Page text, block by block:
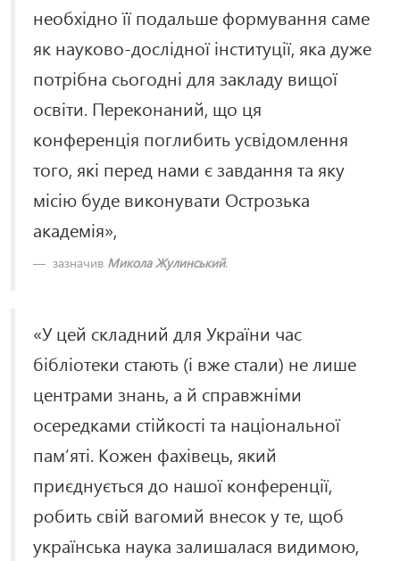
необхідно її подальше формування саме
як науково-дослідної інституції, яка дуже
потрібна сьогодні для закладу вищої
освіти. Переконаний, що ця
конференція поглибить усвідомлення
того, які перед нами є завдання та яку
місію буде виконувати Острозька
академія»,
зазначив Микола Жулинський.
«У цей складний для України час
бібліотеки стають (і вже стали) не лише
центрами знань, а й справжніми
осередками стійкості та національної
пам’яті. Кожен фахівець, який
приєднується до нашої конференції,
робить свій вагомий внесок у те, щоб
українська наука залишалася видимою,